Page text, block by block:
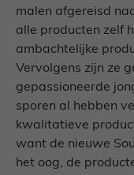
malen afgereisd
alle producten zelf
ambachtelijke
Vervolgens zijn ze
gepassioneerde
sporen al hebben
kwalitatieve
want de nieuwe
het oog, de